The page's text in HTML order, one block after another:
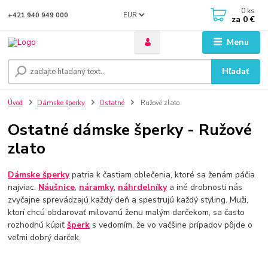
Menu
EUR
Hľadať
+421 940 949 000 0 ks
za 0 €
Úvod Dámske šperky Ostatné Ružové zlato
Ostatné dámske šperky - Ružové
zlato
Dámske šperkypatria k častiam oblečenia, ktoré sa ženám páčia
najviac. Náušnice, náramky, náhrdelníkya iné drobnosti nás
zvyčajne sprevádzajú každý deň a spestrujú každý styling. Muži,
ktorí chcú obdarovať milovanú ženu malým darčekom, sa často
rozhodnú kúpiťšperk s vedomím, že vo väčšine prípadov pôjde o
veľmi dobrý darček.